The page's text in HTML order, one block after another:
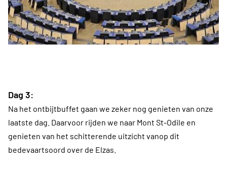
Dag 3:
Na het ontbijtbuffet gaan we zeker nog genieten van onze
laatste dag. Daarvoor rijden we naar Mont St-Odile en
genieten van het schitterende uitzicht vanop dit
bedevaartsoord over de Elzas.